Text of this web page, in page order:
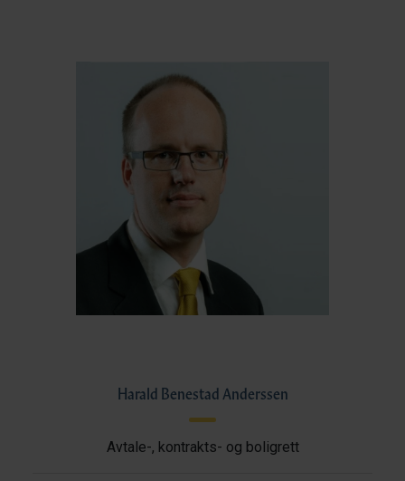
Harald Benestad Anderssen
Avtale-, kontrakts- og boligrett